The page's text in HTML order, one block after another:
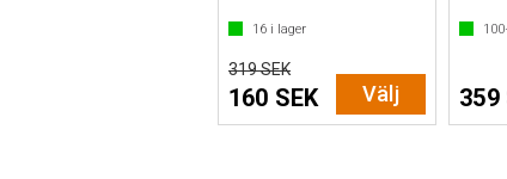
16 i lager
319 SEK
160 SEK Välj 359